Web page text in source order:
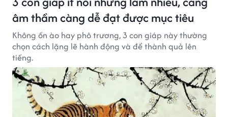
âm thầm càng dễ đạt được mục tiêu
Không ồn ào hay phô trương, 3 con giáp này thường
chọn cách lặng lẽ hành động và để thành quả lên
tiếng.